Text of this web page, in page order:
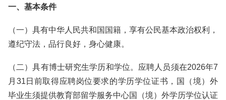
一、基本条件
（一）具有中华人民共和国国籍，享有公民基本政治权利，
遵纪守法，品行良好，身心健康。
（二）具有博士研究生学历和学位。应聘人员须在2026年7
月31日前取得应聘岗位要求的学历学位证书，国（境）外
毕业生须提供教育部留学服务中心国（境）外学历学位认证